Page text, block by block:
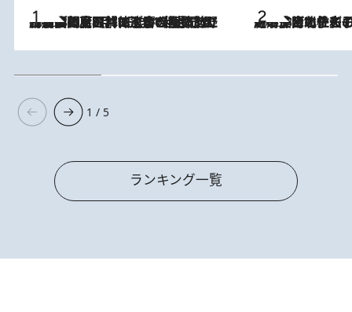
2026.8.8
「最後に見られてよかった」上野動物園の東園パンダ舎が解体前に特別公開。8月16日まで延長されたパネル展と共に辿る“半世紀”のパンダ飼育《解体工事の図面あり》 2026.8.3
《「文士の子ども被害者の会」発足！》阿川佐和子（72）が語る遠藤周作に北杜夫、劇作家・矢代静一の子どもたちの“文豪プライベート事件簿”
1 / 5
ランキング一覧